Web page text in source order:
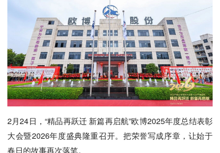
2月24日，“精品再跃迁 新篇再启航”欧博2025年度总结表彰
大会暨2026年度盛典隆重召开。把荣誉写成序章，让始于
春日的故事再次落笔。